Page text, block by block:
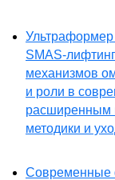
Ультраформер
SMAS-
механизмов
и роли в
расширенным
методики и
Современные